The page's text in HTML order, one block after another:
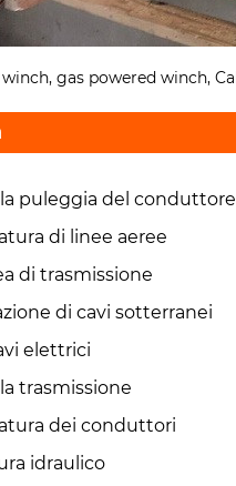
gas powered winch,
puleggia del conduttore
di linee aeree
di trasmissione
di cavi sotterranei
elettrici
trasmissione
dei conduttori
idraulico